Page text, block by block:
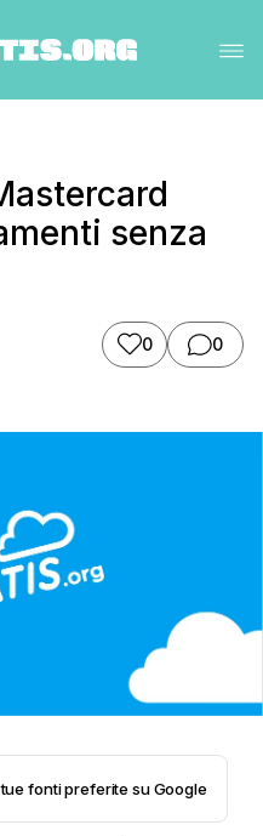
senza
0 0
fonti preferite su Google